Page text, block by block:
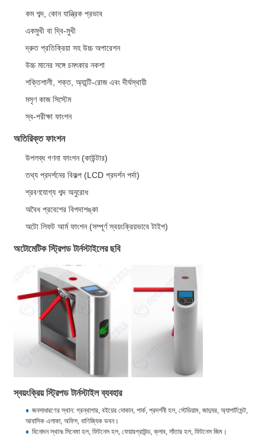
কম শব্দ, কোন যান্ত্রিক প্রভাব
একমুখী বা দ্বি-মুখী
দ্রুত প্রতিক্রিয়া সহ উচ্চ অপারেশন
উচ্চ মানের সঙ্গে চমৎকার নকশা
শক্তিশালী, শক্ত, অ্যান্টি-রোজ এবং দীর্ঘস্থায়ী
মসৃণ কাজ সিস্টেম
স্ব-পরীক্ষা ফাংশন
অতিরিক্ত ফাংশন
উপলব্ধ গণনা ফাংশন (কাউন্টার)
তথ্য প্রদর্শনের বিকল্প (LCD প্রদর্শন পর্দা)
শ্রবণযোগ্য শব্দ অনুরোধ
অবৈধ প্রবেশের বিপদাশঙ্কা
অটো লিফট আর্ম ফাংশন (সম্পূর্ণ স্বয়ংক্রিয়ভাবে টাইপ)
অটোমেটিক স্ট্রিপড টার্নস্টাইলের ছবি
স্বয়ংক্রিয় স্ট্রিপড টার্নস্টাইল ব্যবহার
জনসাধারণের স্থান: গ্রন্থাগার, বইয়ের দোকান, পার্ক, প্রদর্শনী হল, স্টেডিয়াম, জাদুঘর, অ্যাপার্টমেন্ট,
আবাসিক এলাকা, অফিস, বাণিজ্যিক ভবন।
বিনোদন স্থানঃ সিনেমা হল, ফিটনেস হল, ফেয়ারগ্রাউন্ড, ক্লাব, সাঁতার হল, ফিটনেস জিম।